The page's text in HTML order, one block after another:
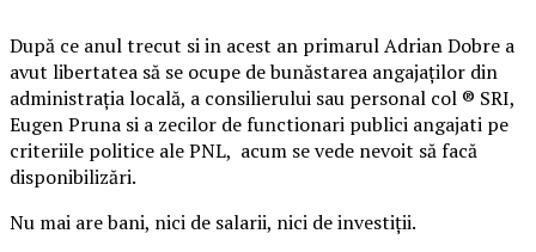
După ce anul trecut si in acest an primarul Adrian Dobre a
avut libertatea să se ocupe de bunăstarea angajaţilor din
administraţia locală, a consilierului sau personal col ® SRI,
Eugen Pruna si a zecilor de functionari publici angajati pe
criteriile politice ale PNL, acum se vede nevoit să facă
disponibilizări.
Nu mai are bani, nici de salarii, nici de investiţii.